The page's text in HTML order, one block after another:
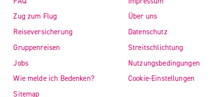
Zug zum Flug
Reiseversicherung
Gruppenreisen
Jobs
Wie melde ich Bedenken?
Sitemap
Über uns
Datenschutz
Streitschlichtung
Nutzungsbedingungen
Cookie-Einstellungen